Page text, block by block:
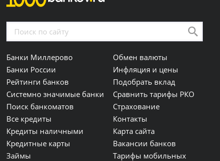
Банки Миллерово
Банки России
Рейтинги банков
Системно значимые банки
Поиск банкоматов
Все кредиты
Кредиты наличными
Кредитные карты
Займы
Обмен валюты
Инфляция и цены
Подобрать вклад
Сравнить тарифы РКО
Страхование
Контакты
Карта сайта
Вакансии банков
Тарифы мобильных